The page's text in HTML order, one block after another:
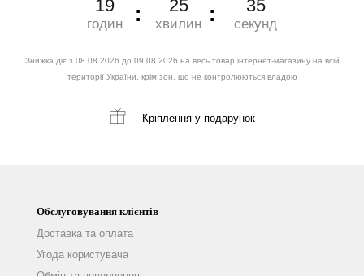
19
годин
25
хвилин
33
секунд
Знижка діє з 08.08.2026 до 09.08.2026 на весь товар інтернет-магазину на всій
території України, крім зон, що не контролюються владою
Кріпленняу подарунок
Обслуговування клієнтів
Доставка та оплата
Угода користувача